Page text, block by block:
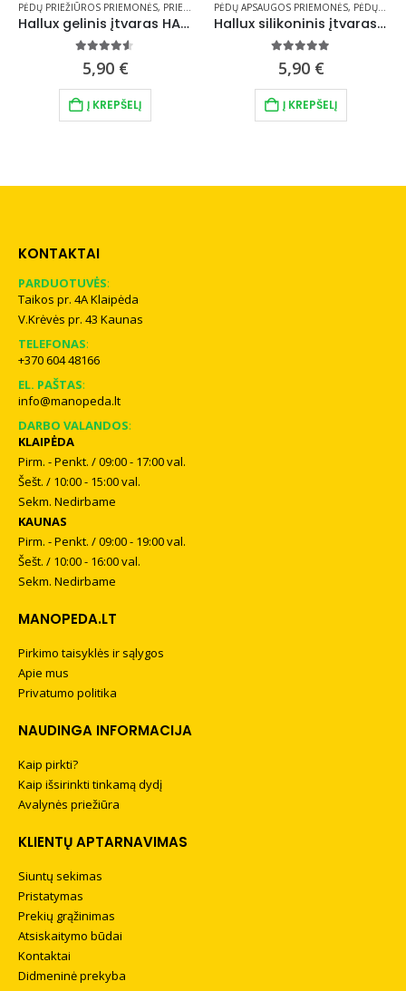
IR SKYRIKLIAI ,TARPUPIRŠČIŲ PLĖTIKLIAI IR SKYRIKLIAI
PĖDŲ PRIEŽIŪROS PRIEMONĖS, PRIEMONĖS AUKŠTAKULNIAMS ,TARPUPIRŠČIŲ
Hallux gelinis įtvaras HALLUX GEL CORECTOR
5,90 €
Į KREPŠELĮ
PĖDŲ APSAUGOS PRIEMONĖS, PĖDŲ PRIEŽIŪROS PRIEMONĖS
Hallux silikoninis įtvaras DUO HALLUX
5,90 €
Į KREPŠELĮ
KONTAKTAI
PARDUOTUVĖS:
Taikos pr. 4A Klaipėda
V.Krėvės pr. 43 Kaunas
TELEFONAS:
+370 604 48166
EL. PAŠTAS:
info@manopeda.lt
DARBO VALANDOS:
KLAIPĖDA
Pirm. - Penkt. / 09:00 - 17:00 val.
Šešt. / 10:00 - 15:00 val.
Sekm. Nedirbame
KAUNAS
Pirm. - Penkt. / 09:00 - 19:00 val.
Šešt. / 10:00 - 16:00 val.
Sekm. Nedirbame
MANOPEDA.LT
Pirkimo taisyklės ir sąlygos
Apie mus
Privatumo politika
NAUDINGA INFORMACIJA
Kaip pirkti?
Kaip išsirinkti tinkamą dydį
Avalynės priežiūra
KLIENTŲ APTARNAVIMAS
Siuntų sekimas
Pristatymas
Prekių grąžinimas
Atsiskaitymo būdai
Kontaktai
Didmeninė prekyba